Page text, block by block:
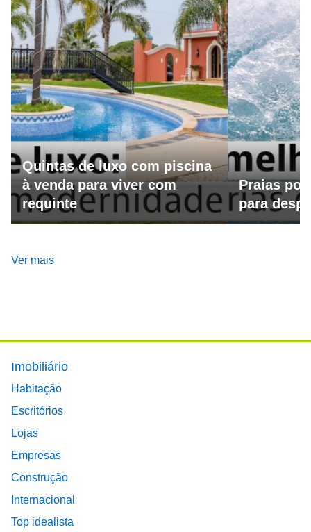
Quintas de luxo com piscina
à venda para viver com
requinte
Praias
para
Ver mais
Footer main menu
Imobiliário
Habitação
Escritórios
Lojas
Empresas
Construção
Internacional
Top idealista